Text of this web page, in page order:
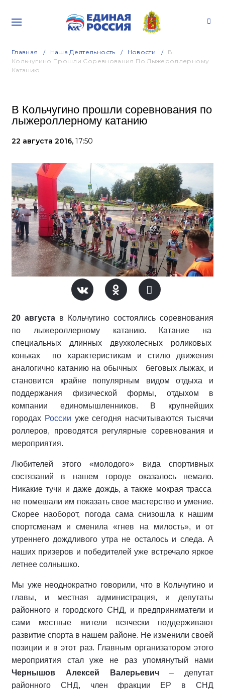
Главная Наша Деятельность Новости
В
Кольчугино Прошли Соревнования По Лыжероллерному
Катанию
В Кольчугино прошли соревнования по
лыжероллерному катанию
22 августа 2016, 17:50
20 августа в Кольчугино состоялись соревнования
по лыжероллерному катанию. Катание на
специальных длинных двухколесных роликовых
коньках по характеристикам и стилю движения
аналогично катанию на обычных беговых лыжах, и
становится крайне популярным видом отдыха и
поддержания физической формы, отдыхом в
компании единомышленников. В крупнейших
городах России уже сегодня насчитываются тысячи
роллеров, проводятся регулярные соревнования и
мероприятия.
Любителей этого «молодого» вида спортивных
состязаний в нашем городе оказалось немало.
Никакие тучи и даже дождь, а также мокрая трасса
не помешали им показать свое мастерство и умение.
Скорее наоборот, погода сама снизошла к нашим
спортсменам и сменила «гнев на милость», и от
утреннего дождливого утра не осталось и следа. А
наших призеров и победителей уже встречало яркое
летнее солнышко.
Мы уже неоднократно говорили, что в Кольчугино и
главы, и местная администрация, и депутаты
районного и городского СНД, и предприниматели и
сами местные жители всячески поддерживают
развитие спорта в нашем районе. Не изменили своей
позиции и в этот раз. Главным организатором этого
мероприятия стал уже не раз упомянутый нами
Чернышов Алексей Валерьевич– депутат
районного СНД, член фракции ЕР в СНД